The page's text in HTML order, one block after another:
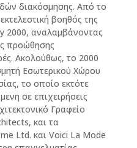
διακόσμησης. Από το
βοηθός της
2000, αναλαμβάνοντας
προώθησης
. Ακολούθως, το 2000
Εσωτερικού Χώρου
το οποίο εκτότε
σε επιχειρήσεις
Γραφείο
, και τα
Ltd. και Voici La Mode